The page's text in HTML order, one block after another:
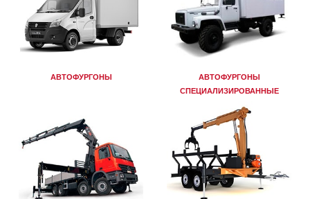
АВТОФУРГОНЫ
АВТОФУРГОНЫ
СПЕЦИАЛИЗИРОВАННЫЕ